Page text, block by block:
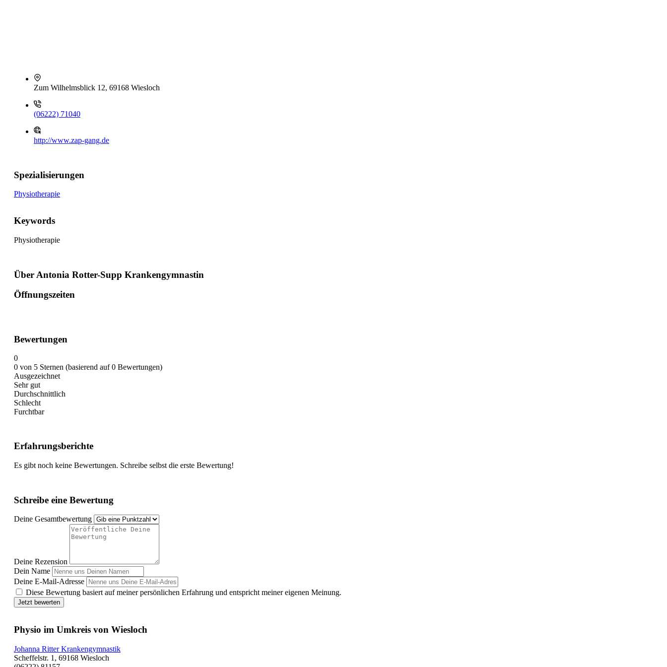
Zum Wilhelmsblick 12, 69168 Wiesloch
(06222) 71040
http://www.zap-gang.de
Spezialisierungen
Physiotherapie
Keywords
Physiotherapie
Über Antonia Rotter-Supp Krankengymnastin
Öffnungszeiten
Bewertungen
0
0 von 5 Sternen (basierend auf 0 Bewertungen)
Ausgezeichnet
Sehr gut
Durchschnittlich
Schlecht
Furchtbar
Erfahrungsberichte
Es gibt noch keine Bewertungen. Schreibe selbst die erste Bewertung!
Schreibe eine Bewertung
Deine Gesamtbewertung
Deine Rezension
Dein Name
Deine E-Mail-Adresse
Diese Bewertung basiert auf meiner persönlichen Erfahrung und entspricht meiner eigenen Meinung.
Jetzt bewerten
Physio im Umkreis von Wiesloch
Johanna Ritter Krankengymnastik
Scheffelstr. 1, 69168 Wiesloch